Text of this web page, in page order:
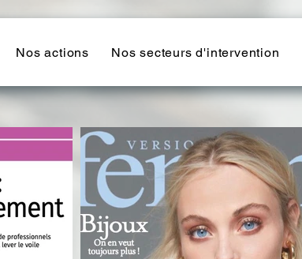
Nos actions Nos secteurs d'intervention